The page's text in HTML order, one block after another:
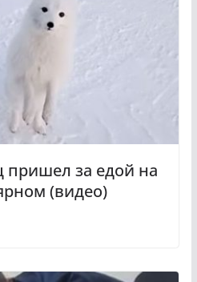
пришел за едой на
(видео)